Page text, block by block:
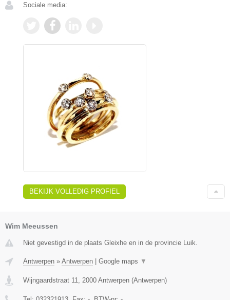
Sociale media:
BEKIJK VOLLEDIG PROFIEL
Wim Meeussen
Niet gevestigd in de plaats Gleixhe en in de provincie Luik.
Antwerpen » Antwerpen Google maps ▼
Wijngaardstraat 11, 2000 Antwerpen (Antwerpen)